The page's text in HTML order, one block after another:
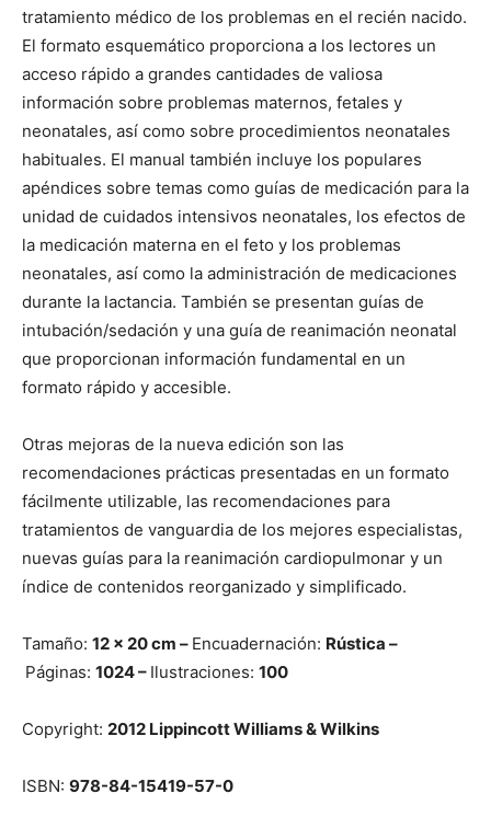
tratamiento médico de los problemas en el recién nacido.
El formato esquemático proporciona a los lectores un
acceso rápido a grandes cantidades de valiosa
información sobre problemas maternos, fetales y
neonatales, así como sobre procedimientos neonatales
habituales. El manual también incluye los populares
apéndices sobre temas como guías de medicación para la
unidad de cuidados intensivos neonatales, los efectos de
la medicación materna en el feto y los problemas
neonatales, así como la administración de medicaciones
durante la lactancia. También se presentan guías de
intubación/sedación y una guía de reanimación neonatal
que proporcionan información fundamental en un
formato rápido y accesible.
Otras mejoras de la nueva edición son las
recomendaciones prácticas presentadas en un formato
fácilmente utilizable, las recomendaciones para
tratamientos de vanguardia de los mejores especialistas,
nuevas guías para la reanimación cardiopulmonar y un
índice de contenidos reorganizado y simplificado.
Tamaño: 12 x 20 cm – Encuadernación: Rústica –
Páginas: 1024 – Ilustraciones: 100
Copyright: 2012 Lippincott Williams & Wilkins
ISBN: 978-84-15419-57-0